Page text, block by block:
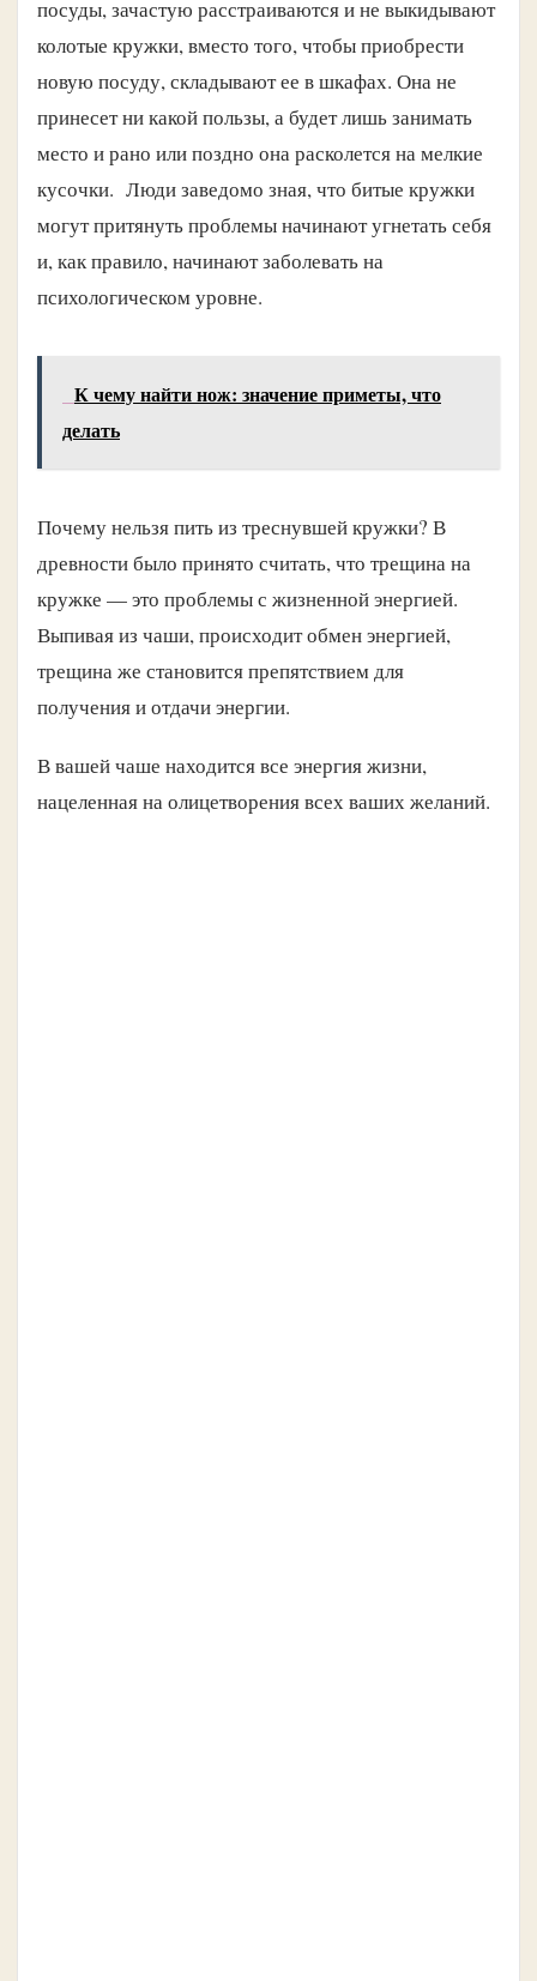
посуды, зачастую расстраиваются и не выкидывают
колотые кружки, вместо того, чтобы приобрести
новую посуду, складывают ее в шкафах. Она не
принесет ни какой пользы, а будет лишь занимать
место и рано или поздно она расколется на мелкие
кусочки. Люди заведомо зная, что битые кружки
могут притянуть проблемы начинают угнетать себя
и, как правило, начинают заболевать на
психологическом уровне.
К чему найти нож: значение приметы, что
делать
Почему нельзя пить из треснувшей кружки? В
древности было принято считать, что трещина на
кружке — это проблемы с жизненной энергией.
Выпивая из чаши, происходит обмен энергией,
трещина же становится препятствием для
получения и отдачи энергии.
В вашей чаше находится все энергия жизни,
нацеленная на олицетворения всех ваших желаний.